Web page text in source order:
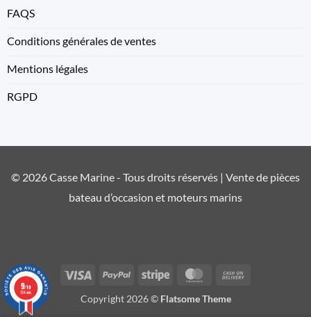
FAQS
Conditions générales de ventes
Mentions légales
RGPD
© 2026 Casse Marine - Tous droits réservés | Vente de pièces
bateau d’occasion et moteurs marins
Visa PayPal Stripe MasterCard
Copyright 2026 © Flatsome Theme
9/10
134 avis